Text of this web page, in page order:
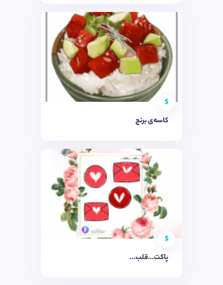
$
کاسه‌ی برنج
$
پاکت...قلب...